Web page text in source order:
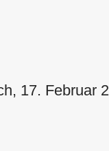
17. Februar